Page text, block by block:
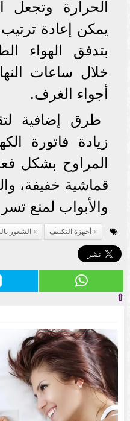
الحرارة وتجعل
يمكن إعادة
بتدفق الهواء
خلال ساعات
أجواء الغرف.
طرق إضافية
زيادة فاتورة
المراوح بشكل
قماشية خفيفة،
والأبواب لمنع
أجهزة التكييف الشعور
⇧